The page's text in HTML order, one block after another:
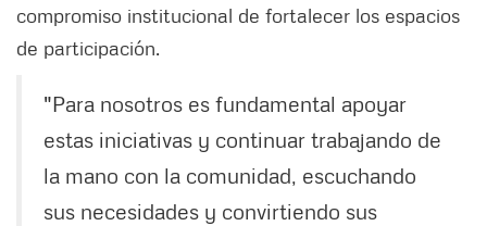
compromiso institucional de fortalecer los espacios
de participación.
"Para nosotros es fundamental apoyar
estas iniciativas y continuar trabajando de
la mano con la comunidad, escuchando
sus necesidades y convirtiendo sus